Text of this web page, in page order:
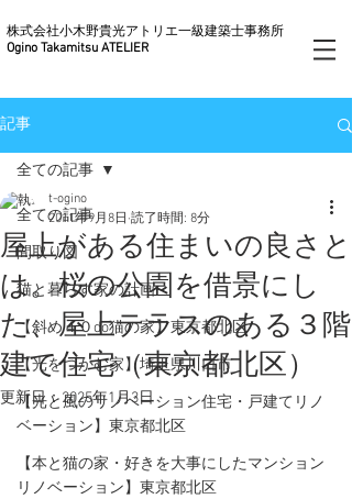
株式会社小木野貴光アトリエ一級建築士事務所
Ogino Takamitsu ATELIER
記事
全ての記事
間取り図
猫と暮らす家の計画
【斜め４０do猫の家】東京都北区
【光をつかむ家】埼玉県川口市
【光と風のリノベーション住宅・戸建てリノ
ベーション】東京都北区
【本と猫の家・好きを大事にしたマンション
リノベーション】東京都北区
全ての記事
屋上がある住まいの良さと
は。桜の公園を借景にし
た、屋上テラスのある３階
建て住宅（東京都北区）
t-ogino
2011年9月8日 読了時間: 8分
更新日：2025年1月3日